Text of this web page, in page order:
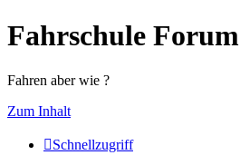
Fahrschule Forum
Fahren aber wie ?
Zum Inhalt
Schnellzugriff